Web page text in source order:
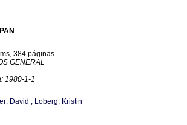
384 páginas
GENERAL
1980-1-1
David ; Loberg; Kristin